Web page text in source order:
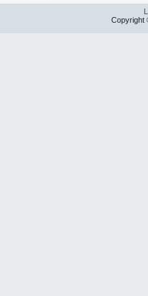
Copyright